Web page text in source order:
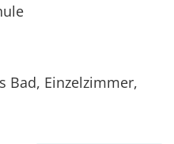
Bad, Einzelzimmer,